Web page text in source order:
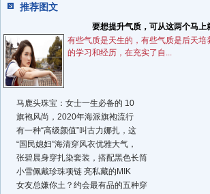
推荐图文
要想提升气质，可从这两个马上
有些气质是天生的，有些气质是后天培
的学习和经历，在充实了自...
马鹿头珠宝：女士一生必备的 10
旗袍风尚，2020年海派旗袍流行
有一种“高级颜值”叫古力娜扎，这
“国民媳妇”海清穿风衣优雅大气，
张碧晨身穿扎染套装，搭配黑色长筒
小雪佩戴珍珠项链 亮私藏的MIK
女友总嫌你土？约会最有品的五种穿